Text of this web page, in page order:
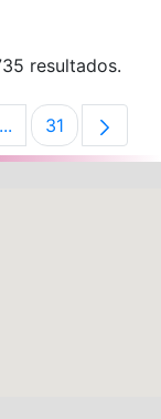
resultados.
TAB para
...PáginasPágina
31